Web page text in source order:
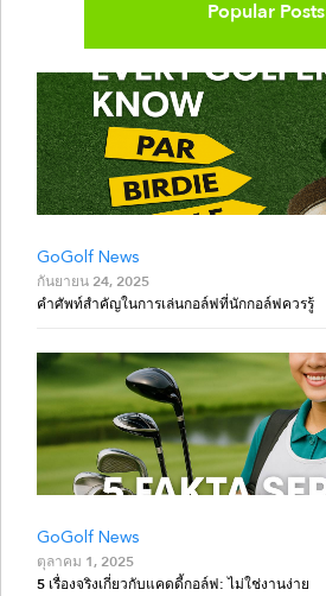
Popular Posts
GoGolf News
กันยายน 24, 2025
คำศัพท์สำคัญในการเล่นกอล์ฟที่นักกอล์ฟควรรู้
GoGolf News
ตุลาคม 1, 2025
5 เรื่องจริงเกี่ยวกับแคดดี้กอล์ฟ: ไม่ใช่งานง่าย